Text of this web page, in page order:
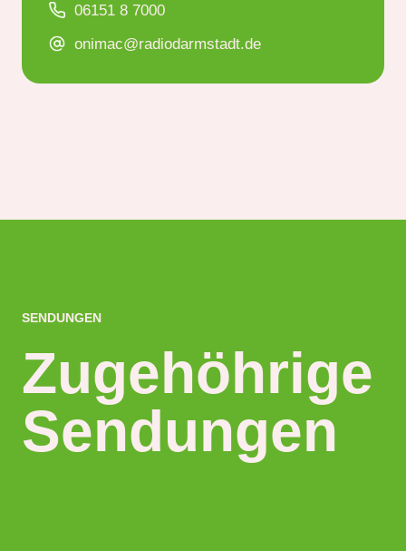
06151 8 7000
onimac@radiodarmstadt.de
SENDUNGEN
Zugehöhrige
Sendungen